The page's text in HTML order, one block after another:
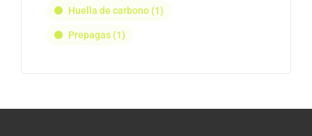
Huella de carbono (1)
Prepagas (1)